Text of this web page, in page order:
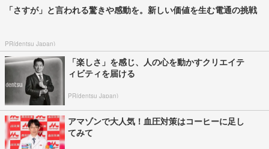
「さすが」と言われる驚きや感動を。新しい価値を生む電通の挑戦
PR(dentsu Japan)
「楽しさ」を感じ、人の心を動かすクリエイテ
ィビティを届ける
PR(dentsu Japan)
アマゾンで大人気！血圧対策はコーヒーに足し
てみて